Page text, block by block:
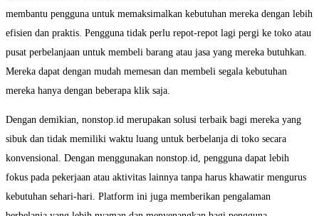
membantu pengguna untuk memaksimalkan kebutuhan mereka dengan lebih
efisien dan praktis. Pengguna tidak perlu repot-repot lagi pergi ke toko atau
pusat perbelanjaan untuk membeli barang atau jasa yang mereka butuhkan.
Mereka dapat dengan mudah memesan dan membeli segala kebutuhan
mereka hanya dengan beberapa klik saja.
Dengan demikian, nonstop.id merupakan solusi terbaik bagi mereka yang
sibuk dan tidak memiliki waktu luang untuk berbelanja di toko secara
konvensional. Dengan menggunakan nonstop.id, pengguna dapat lebih
fokus pada pekerjaan atau aktivitas lainnya tanpa harus khawatir mengurus
kebutuhan sehari-hari. Platform ini juga memberikan pengalaman